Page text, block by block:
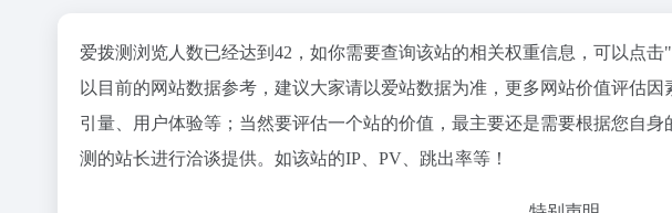
爱拨测浏览人数已经达到42，如你需要查询该站的相关权重信息，可以点击"
以目前的网站数据参考，建议大家请以爱站数据为准，更多网站价值评估
引量、用户体验等；当然要评估一个站的价值，最主要还是需要根据您自
测的站长进行洽谈提供。如该站的IP、PV、跳出率等！